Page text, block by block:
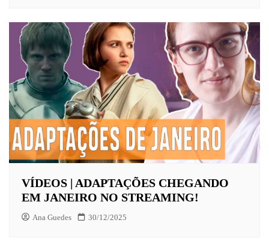
VÍDEOS | ADAPTAÇÕES CHEGANDO
EM JANEIRO NO STREAMING!
Ana Guedes 30/12/2025